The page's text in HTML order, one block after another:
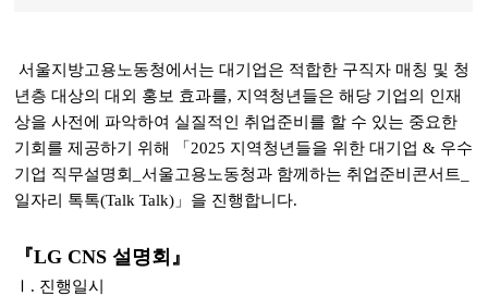
서울지방고용노동청에서는대기업은 적합한 구직자 매칭 및 청
년층 대상의 대외 홍보 효과를, 지역청년 들은해당 기업의 인재
상을 사전에 파악하여 실질적인 취업준비를 할 수 있는 중요한
기회를 제공하기 위해
「2025 지역청년들을 위한 대기업 & 우수
기업 직무설명회_서울고용노동청과 함께하는 취업준비콘서트_
일자리 톡톡(Talk Talk)」 을 진행합니다.
『LG CNS 설명회』
Ⅰ. 진행일시